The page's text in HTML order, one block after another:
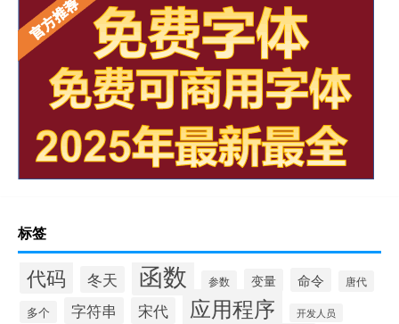
标签
代码 冬天 函数 参数 变量 命令 唐代
多个 字符串 宋代 应用程序 开发人员